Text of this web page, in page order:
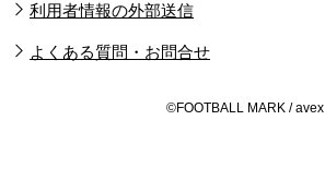
利用者情報の外部送信
よくある質問・お問合せ
©FOOTBALL MARK / avex